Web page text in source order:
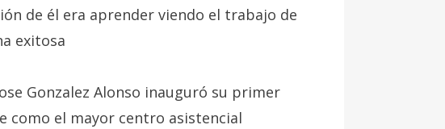
de él era aprender viendo el trabajo de
exitosa
Gonzalez Alonso inauguró su primer
el mayor centro asistencial